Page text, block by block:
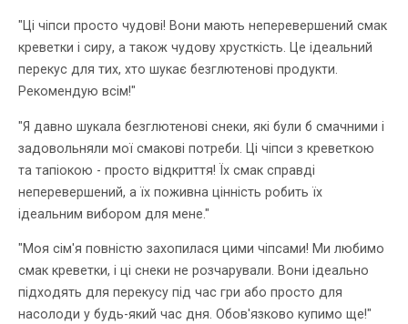
"Ці чіпси просто чудові! Вони мають неперевершений смак
креветки і сиру, а також чудову хрусткість. Це ідеальний
перекус для тих, хто шукає безглютенові продукти.
Рекомендую всім!"
"Я давно шукала безглютенові снеки, які були б смачними і
задовольняли мої смакові потреби. Ці чіпси з креветкою
та тапіокою - просто відкриття! Їх смак справді
неперевершений, а їх поживна цінність робить їх
ідеальним вибором для мене."
"Моя сім'я повністю захопилася цими чіпсами! Ми любимо
смак креветки, і ці снеки не розчарували. Вони ідеально
підходять для перекусу під час гри або просто для
насолоди у будь-який час дня. Обов'язково купимо ще!"